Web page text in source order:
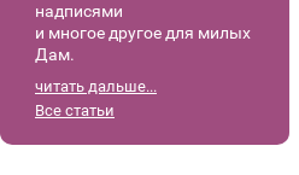
надписями
и многое другое для милых
Дам.
читать дальше...
Все статьи